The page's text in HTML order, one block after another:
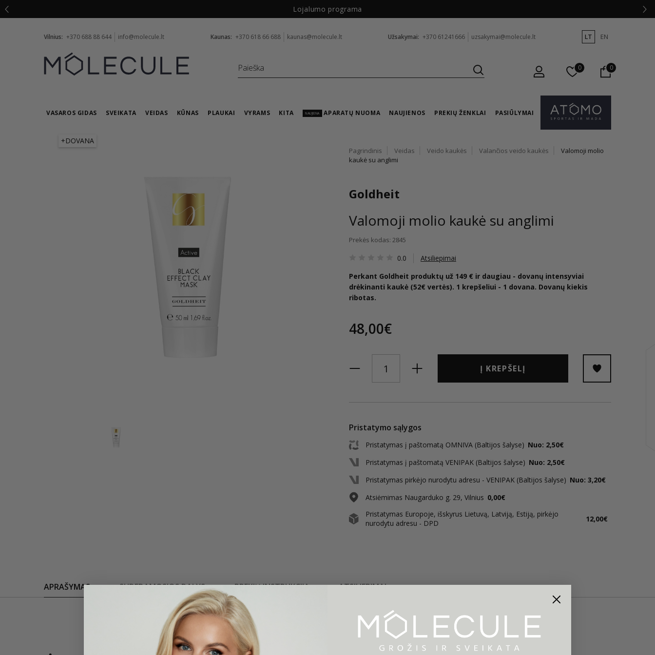
Lojalumo programa
Vilnius: +370 688 88 644 info@molecule.lt Kaunas: +370 618 66 688 kaunas@molecule.lt Užsakymai: +370 61241666 uzsakymai@molecule.lt LT EN
0 0
VASAROS GIDAS SVEIKATA VEIDAS KŪNAS PLAUKAI VYRAMS KITA NAUJIENA APARATŲ NUOMA NAUJIENOS PREKIŲ ŽENKLAI PASIŪLYMAI
+DOVANA
Pagrindinis Veidas Veido kaukės Valančios veido kaukės
Valomoji molio
kaukė su anglimi
Goldheit
Valomoji molio kaukė su anglimi
Prekės kodas: 2845
0.0
Atsiliepimai
Perkant Goldheit produktų už 149 € ir daugiau - dovanų intensyviai
drėkinanti kaukė (52€ vertės). 1 krepšeliui - 1 dovana. Dovanų kiekis
ribotas.
48,00€
Į KREPŠELĮ
Pristatymo sąlygos
Pristatymas į paštomatą OMNIVA (Baltijos šalyse) Nuo: 2,50€
Pristatymas į paštomatą VENIPAK (Baltijos šalyse) Nuo: 2,50€
Pristatymas pirkėjo nurodytu adresu - VENIPAK (Baltijos šalyse) Nuo: 3,20€
Atsiėmimas Naugarduko g. 29, Vilnius 0,00€
Pristatymas Europoje, išskyrus Lietuvą, Latviją, Estiją, pirkėjo
nurodytu adresu - DPD
12,00€
APRAŠYMAS SUDEDAMOSIOS DALYS PREKIŲ INSTRUKCIJA ATSILIEPIMAI
50 ml